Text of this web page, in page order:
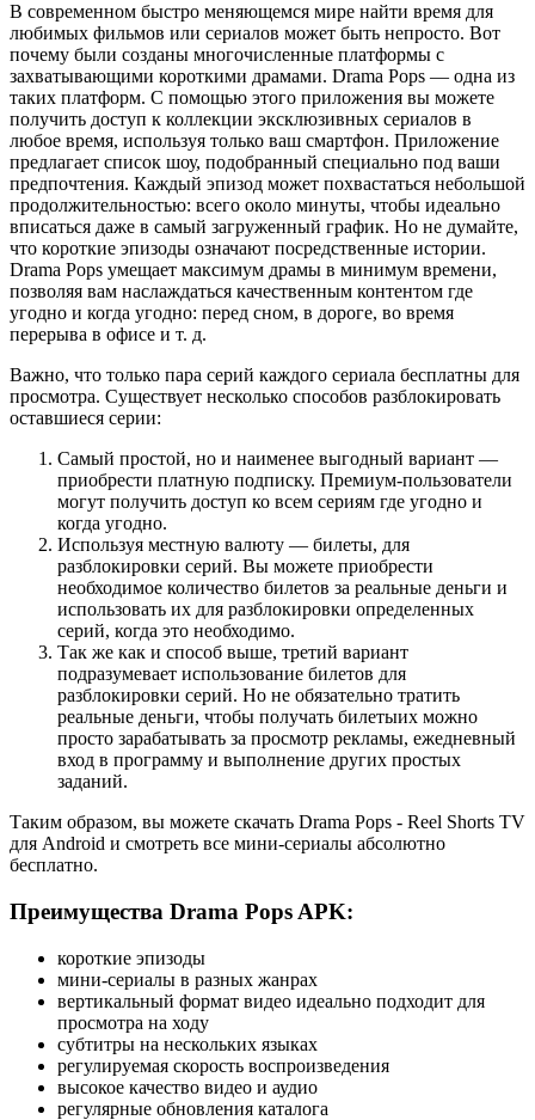
В современном быстро меняющемся мире найти время для
любимых фильмов или сериалов может быть непросто. Вот
почему были созданы многочисленные платформы с
захватывающими короткими драмами. Drama Pops — одна из
таких платформ. С помощью этого приложения вы можете
получить доступ к коллекции эксклюзивных сериалов в
любое время, используя только ваш смартфон. Приложение
предлагает список шоу, подобранный специально под ваши
предпочтения. Каждый эпизод может похвастаться небольшой
продолжительностью: всего около минуты, чтобы идеально
вписаться даже в самый загруженный график. Но не думайте,
что короткие эпизоды означают посредственные истории.
Drama Pops умещает максимум драмы в минимум времени,
позволяя вам наслаждаться качественным контентом где
угодно и когда угодно: перед сном, в дороге, во время
перерыва в офисе и т. д.
Важно, что только пара серий каждого сериала бесплатны для
просмотра. Существует несколько способов разблокировать
оставшиеся серии:
Самый простой, но и наименее выгодный вариант —
приобрести платную подписку. Премиум-пользователи
могут получить доступ ко всем сериям где угодно и
когда угодно.
Используя местную валюту — билеты, для
разблокировки серий. Вы можете приобрести
необходимое количество билетов за реальные деньги и
использовать их для разблокировки определенных
серий, когда это необходимо.
Так же как и способ выше, третий вариант
подразумевает использование билетов для
разблокировки серий. Но не обязательно тратить
реальные деньги, чтобы получать билетыих можно
просто зарабатывать за просмотр рекламы, ежедневный
вход в программу и выполнение других простых
заданий.
Таким образом, вы можете скачать Drama Pops - Reel Shorts TV
для Android и смотреть все мини-сериалы абсолютно
бесплатно.
Преимущества Drama Pops APK:
короткие эпизоды
мини-сериалы в разных жанрах
вертикальный формат видео идеально подходит для
просмотра на ходу
субтитры на нескольких языках
регулируемая скорость воспроизведения
высокое качество видео и аудио
регулярные обновления каталога